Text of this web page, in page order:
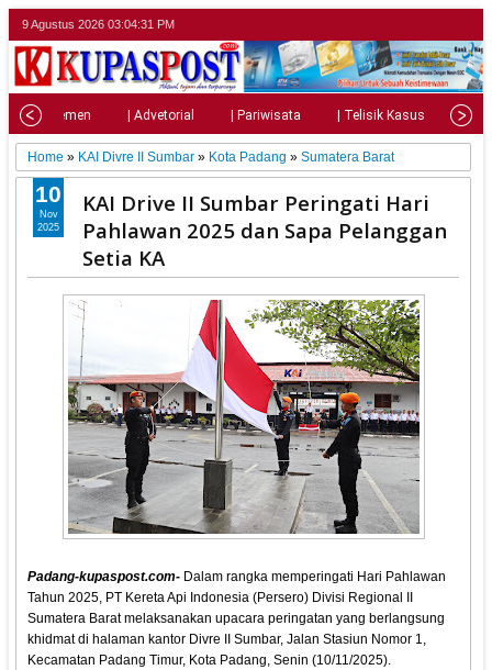
9 Agustus 2026 03:04:32 PM
| Parlemen | Advetorial | Pariwisata | Telisik Kasus |
Home » KAI Divre II Sumbar » Kota Padang »Sumatera Barat
KAI Drive II Sumbar Peringati Hari
Pahlawan 2025 dan Sapa Pelanggan
Setia KA
Padang-kupaspost.com- Dalam rangka memperingati Hari Pahlawan
Tahun 2025, PT Kereta Api Indonesia (Persero) Divisi Regional II
Sumatera Barat melaksanakan upacara peringatan yang berlangsung
khidmat di halaman kantor Divre II Sumbar, Jalan Stasiun Nomor 1,
Kecamatan Padang Timur, Kota Padang, Senin (10/11/2025).
10
Nov
2025